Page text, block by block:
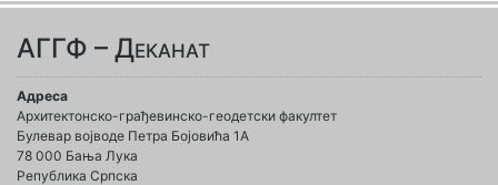
АГГФ – Деканат
Адреса
Архитектонско-грађевинско-геодетски факултет
Булевар војводе Петра Бојовића 1A
78 000 Бања Лука
Република Српска